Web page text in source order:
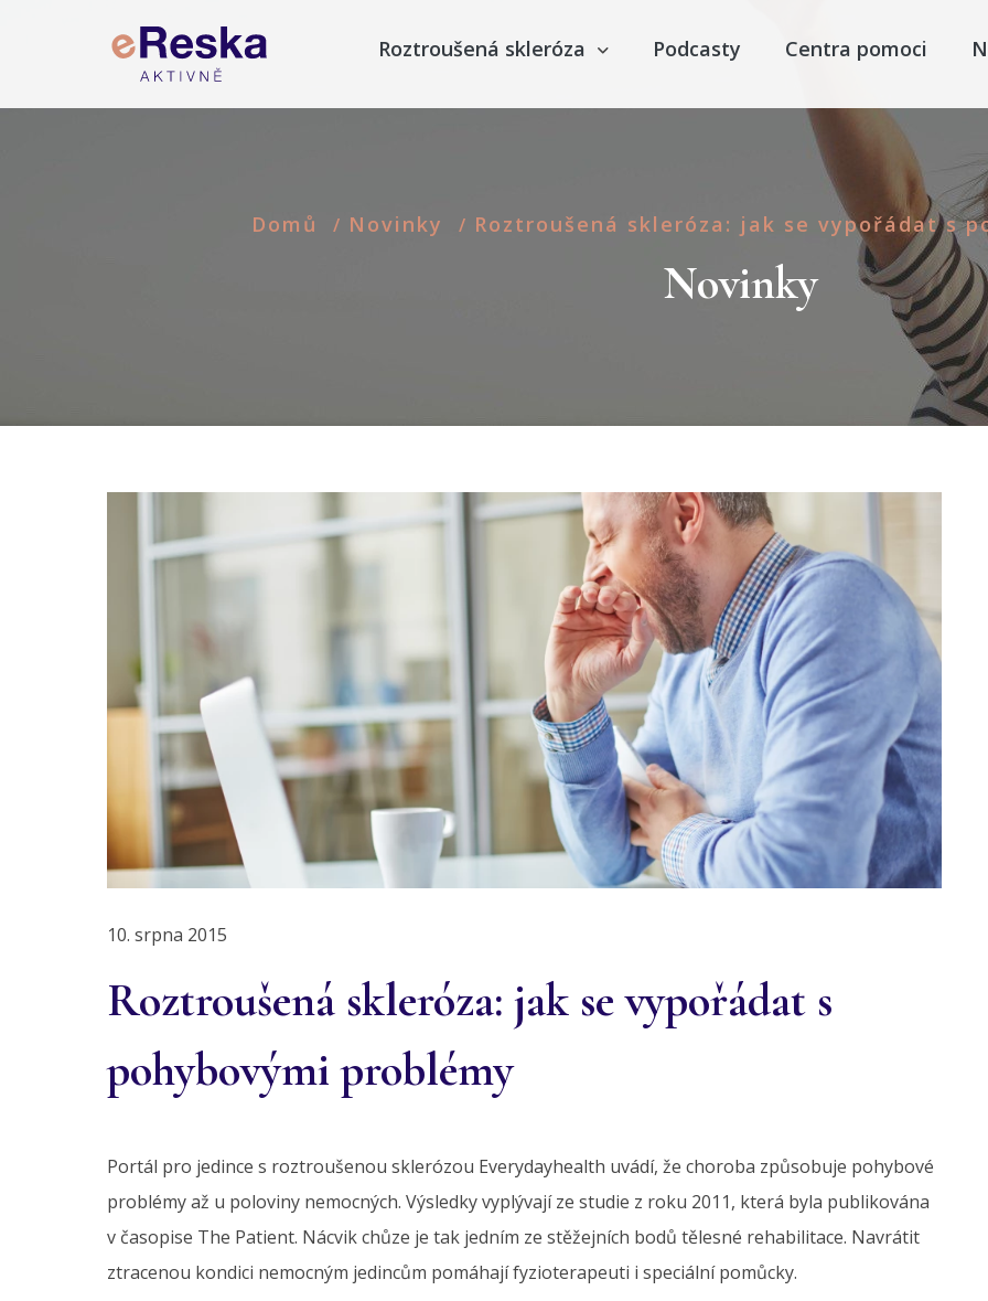
Roztroušená skleróza Podcasty Centra pomoci
Domů / Novinky / Roztroušená skleróza: jak se vypořádat s
Novinky
10. srpna 2015
Roztroušená skleróza: jak se vypořádat s
pohybovými problémy
Portál pro jedince s roztroušenou sklerózou Everydayhealth uvádí, že choroba způsobuje pohybové
problémy až u poloviny nemocných. Výsledky vyplývají ze studie z roku 2011, která byla publikována
v časopise The Patient. Nácvik chůze je tak jedním ze stěžejních bodů tělesné rehabilitace. Navrátit
ztracenou kondici nemocným jedincům pomáhají fyzioterapeuti i speciální pomůcky.